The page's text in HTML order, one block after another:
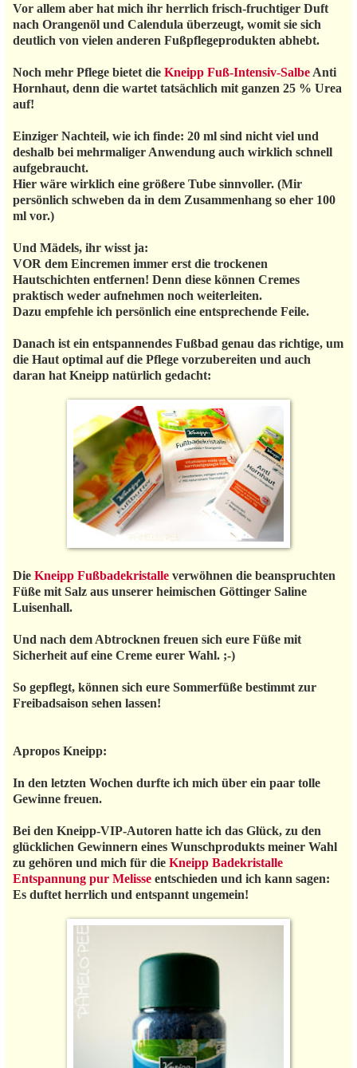
Vor allem aber hat mich ihr herrlich frisch-fruchtiger Duft
nach Orangenöl und Calendula überzeugt, womit sie sich
deutlich von vielen anderen Fußpflegeprodukten abhebt.
Noch mehr Pflege bietet die Kneipp Fuß-Intensiv-Salbe Anti
Hornhaut, denn die wartet tatsächlich mit ganzen 25 % Urea
auf!
Einziger Nachteil, wie ich finde: 20 ml sind nicht viel und
deshalb bei mehrmaliger Anwendung auch wirklich schnell
aufgebraucht.
Hier wäre wirklich eine größere Tube sinnvoller. (Mir
persönlich schweben da in dem Zusammenhang so eher 100
ml vor.)
Und Mädels, ihr wisst ja:
VOR dem Eincremen immer erst die trockenen
Hautschichten entfernen! Denn diese können Cremes
praktisch weder aufnehmen noch weiterleiten.
Dazu empfehle ich persönlich eine entsprechende Feile.
Danach ist ein entspannendes Fußbad genau das richtige, um
die Haut optimal auf die Pflege vorzubereiten und auch
daran hat Kneipp natürlich gedacht:
Die Kneipp Fußbadekristalle verwöhnen die beanspruchten
Füße mit Salz aus unserer heimischen Göttinger Saline
Luisenhall.
Und nach dem Abtrocknen freuen sich eure Füße mit
Sicherheit auf eine Creme eurer Wahl. ;-)
So gepflegt, können sich eure Sommerfüße bestimmt zur
Freibadsaison sehen lassen!
Apropos Kneipp:
In den letzten Wochen durfte ich mich über ein paar tolle
Gewinne freuen.
Bei den Kneipp-VIP-Autoren hatte ich das Glück, zu den
glücklichen Gewinnern eines Wunschprodukts meiner Wahl
zu gehören und mich für die Kneipp Badekristalle
Entspannung pur Melisse entschieden und ich kann sagen:
Es duftet herrlich und entspannt ungemein!